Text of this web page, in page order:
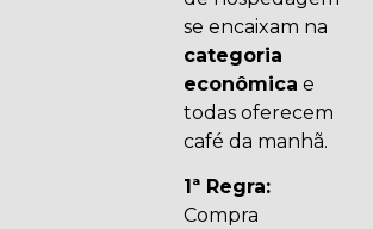
se encaixam na
categoria
econômica e
todas oferecem
café da manhã.
1ª Regra:
Compra